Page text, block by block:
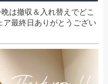
は撤収＆入れ替えでどこ
最終日ありがとうござい